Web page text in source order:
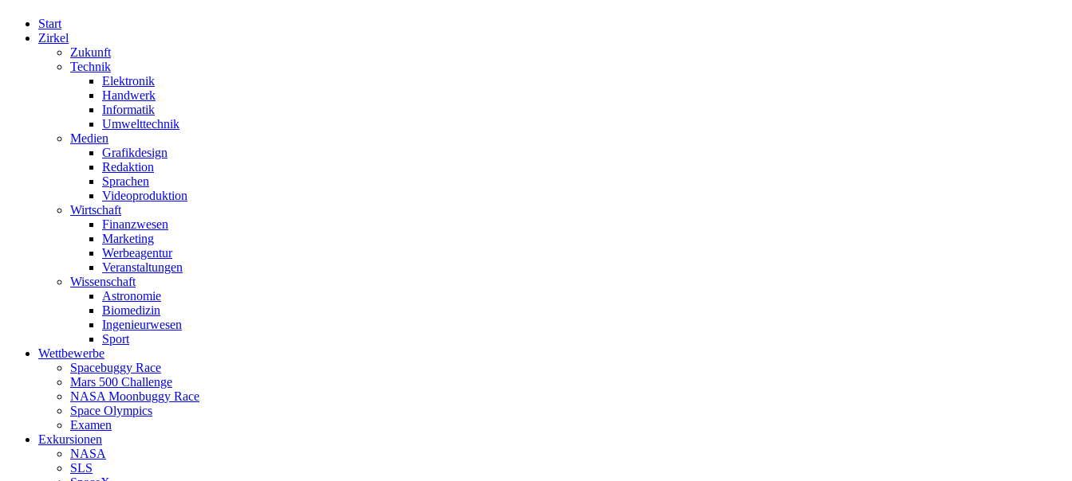
Start
Zirkel
Zukunft
Technik
Elektronik
Handwerk
Informatik
Umwelttechnik
Medien
Grafikdesign
Redaktion
Sprachen
Videoproduktion
Wirtschaft
Finanzwesen
Marketing
Werbeagentur
Veranstaltungen
Wissenschaft
Astronomie
Biomedizin
Ingenieurwesen
Sport
Wettbewerbe
Spacebuggy Race
Mars 500 Challenge
NASA Moonbuggy Race
Space Olympics
Examen
Exkursionen
NASA
SLS